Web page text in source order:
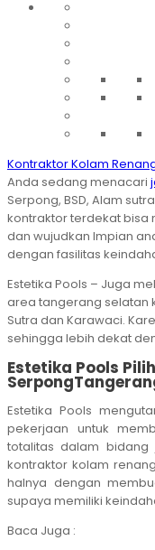
Kontraktor Kolam
Anda sedang menacari
Serpong, BSD, Alam
kontraktor terdekat bisa
dan wujudkan Impian
dengan fasilitas
Estetika Pools – Juga
area tangerang selatan
Sutra dan Karawaci.
sehingga lebih dekat
Estetika Pools
Estetika Pools
pekerjaan untuk
totalitas dalam bidang
kontraktor kolam
halnya dengan
supaya memiliki
Baca Juga :